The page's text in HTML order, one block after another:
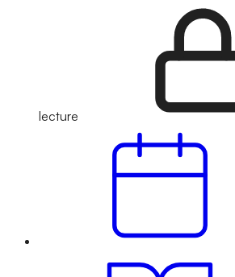
lecture